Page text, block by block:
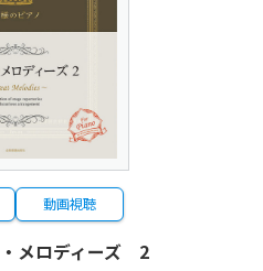
動画視聴
メロディーズ 2